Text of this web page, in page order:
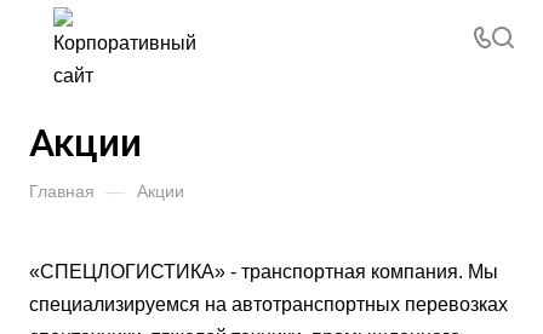
Акции
Главная — Акции
«СПЕЦЛОГИСТИКА» - транспортная компания. Мы
специализируемся на автотранспортных перевозках